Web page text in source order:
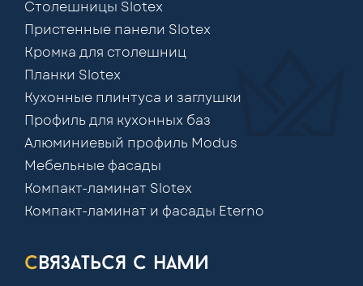
Столешницы Slotex
Пристенные панели Slotex
Кромка для столешниц
Планки Slotex
Кухонные плинтуса и заглушки
Профиль для кухонных баз
Алюминиевый профиль Modus
Мебельные фасады
Компакт-ламинат Slotex
Компакт-ламинат и фасады Eterno
связаться с нами